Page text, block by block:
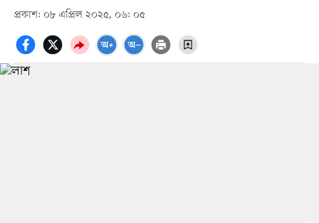
প্রকাশ: ০৮ এপ্রিল ২০২৫, ০৬: ০৫